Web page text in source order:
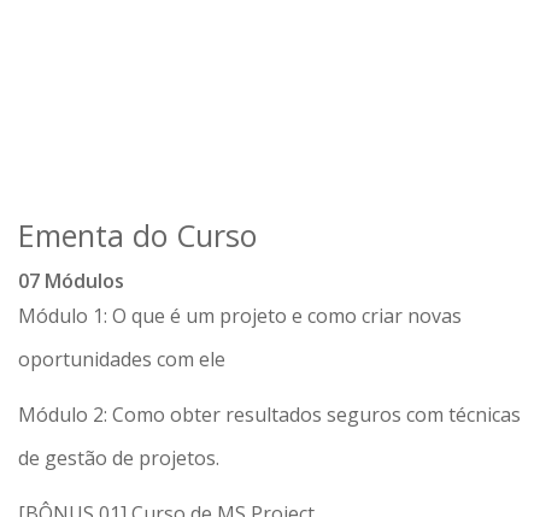
Ementa do Curso
07 Módulos
Módulo 1: O que é um projeto e como criar novas
oportunidades com ele
Módulo 2: Como obter resultados seguros com técnicas
de gestão de projetos.